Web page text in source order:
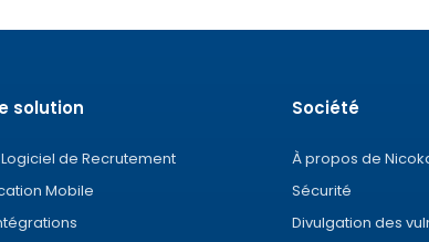
solution
Logiciel de Recrutement
Mobile
Société
À propos de
Sécurité
Divulgation des